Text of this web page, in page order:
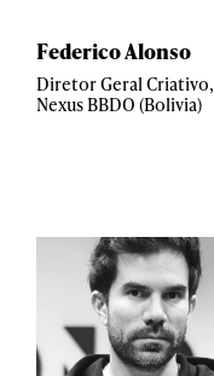
Federico Alonso
Diretor Geral Criativo,
Nexus BBDO (Bolivia)